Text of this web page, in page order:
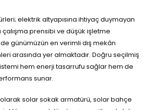
elektrik altyapısına ihtiyaç duymayan
çalışma prensibi ve düşük işletme
günümüzün en verimli dış mekân
arasında yer almaktadır. Doğru seçilmiş
hem enerji tasarrufu sağlar hem de
sunar.
solar sokak armatürü, solar bahçe